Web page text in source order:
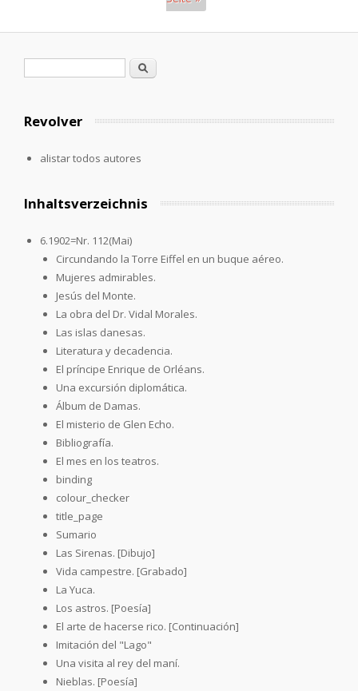
Formulario de búsqueda
Buscar
Revolver
alistar todos autores
Inhaltsverzeichnis
6.1902=Nr. 112(Mai)
Circundando la Torre Eiffel en un buque aéreo.
Mujeres admirables.
Jesús del Monte.
La obra del Dr. Vidal Morales.
Las islas danesas.
Literatura y decadencia.
El príncipe Enrique de Orléans.
Una excursión diplomática.
Álbum de Damas.
El misterio de Glen Echo.
Bibliografía.
El mes en los teatros.
binding
colour_checker
title_page
Sumario
Las Sirenas. [Dibujo]
Vida campestre. [Grabado]
La Yuca.
Los astros. [Poesía]
El arte de hacerse rico. [Continuación]
Imitación del "Lago"
Una visita al rey del maní.
Nieblas. [Poesía]